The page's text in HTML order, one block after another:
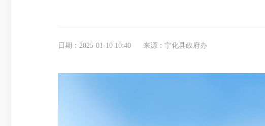
日期：2025-01-10 10:40 来源：宁化县政府办